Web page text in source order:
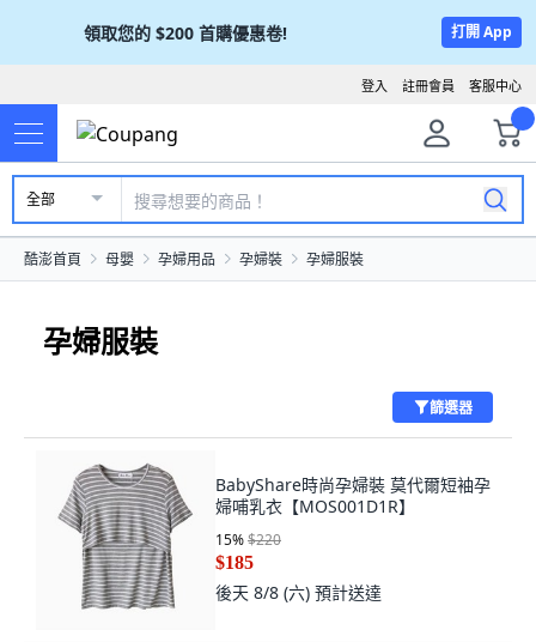
領取您的 $200 首購優惠卷! 打開 App
客服中心
註冊會員
登入
全部
酷澎首頁 母嬰 孕婦用品 孕婦裝 孕婦服裝
孕婦服裝
篩選器
BabyShare時尚孕婦裝 莫代爾短袖孕
婦哺乳衣【MOS001D1R】
15%$220
$185
後天 8/8 (六) 預計送達